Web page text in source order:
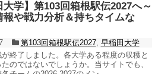
大学】第103回箱根駅伝2027へ～
報や戦力分析＆持ちタイムな
第103回箱根駅伝2027, 早稲田大学
が終了しました。各大学ある程度の収穫と
のではないでしょうか。当サイトでも、